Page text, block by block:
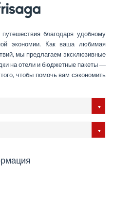
благодаря удобному
экономии. Как ваша любимая
мы предлагаем эксклюзивные
на отели и бюджетные пакеты —
чтобы помочь вам сэкономить